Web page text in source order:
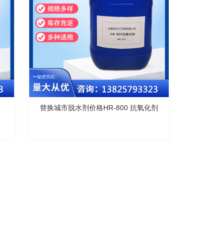
替换城市脱水剂价格HR-800 抗氧化剂